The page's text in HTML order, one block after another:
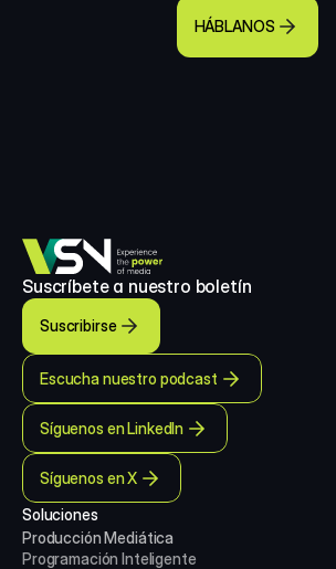
HÁBLANOS
Suscríbete a nuestro boletín
Suscribirse
Escucha nuestro podcast
Síguenos en LinkedIn
Síguenos en X
Soluciones
Producción Mediática
Programación Inteligente